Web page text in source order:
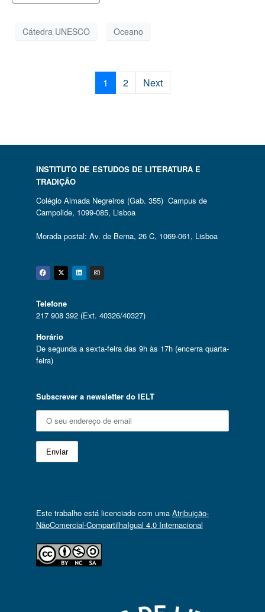
Cátedra UNESCO Oceano
1 2 Next
INSTITUTO DE ESTUDOS DE LITERATURA E
TRADIÇÃO
Colégio Almada Negreiros (Gab. 355) Campus de
Campolide, 1099-085, Lisboa
Morada postal: Av. de Berna, 26 C, 1069-061, Lisboa
Facebook
Twitter
Linkedin
Instagram
Telefone
217 908 392 (Ext. 40326/40327)
Horário
De segunda a sexta-feira das 9h às 17h (encerra quarta-
feira)
Subscrever a newsletter do IELT
Este trabalho está licenciado com uma Atribuição-
NãoComercial-CompartilhaIgual 4.0 Internacional